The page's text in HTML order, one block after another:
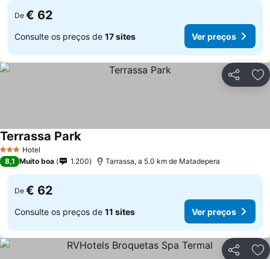
De € 62
Consulte os preços de 17 sites Ver preços
Partilhar
3 EstrelasHotel
Terrassa Park
8,1 Muito boa 1.200 Tarrassa, a 5.0 km de Matadepera
De € 62
Consulte os preços de 11 sites Ver preços
Partilhar